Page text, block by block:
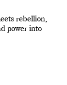
rebellion,
power into